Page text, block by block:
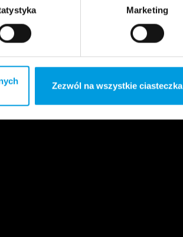
Marketing
Zezwól na wszystkie ciasteczka